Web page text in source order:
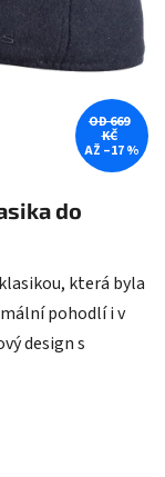
do
která byla
pohodlí i v
design s
OD 669
KČ
AŽ –17 %